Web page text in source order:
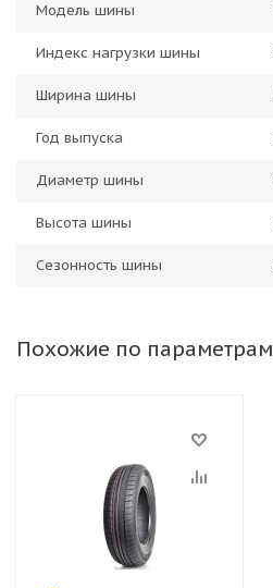
Модель шины
Индекс нагрузки шины
Ширина шины
Год выпуска
Диаметр шины
Высота шины
Сезонность шины
Похожие по параметрам